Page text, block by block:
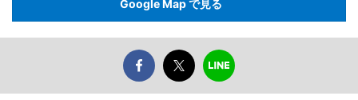
Google Map で見る